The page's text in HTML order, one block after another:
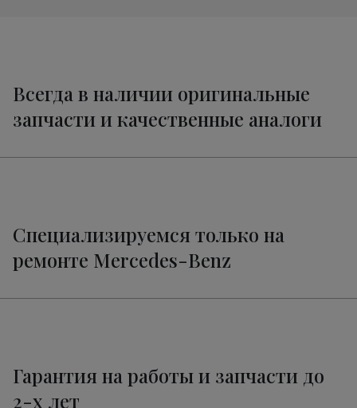
Всегда в наличии оригинальные
запчасти и качественные аналоги
Специализируемся только на
ремонте Mercedes-Benz
Гарантия на работы и запчасти до
2-х лет